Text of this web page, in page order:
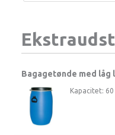
Bagagetønde med låg
Kapacitet: